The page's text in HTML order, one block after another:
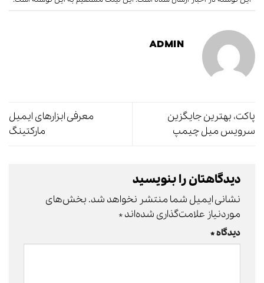
ADMIN
پاکت، بهترین جایگزین
سرویس میل چیمپ
معرفی ابزارهای ایمیل
مارکتینگ
دیدگاهتان را بنویسید
نشانی ایمیل شما منتشر نخواهد شد. بخش‌های
موردنیاز علامت‌گذاری شده‌اند*
دیدگاه*